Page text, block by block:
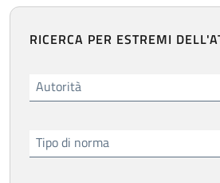
RICERCA PER ESTREMI
Autorità
Tipo di norma